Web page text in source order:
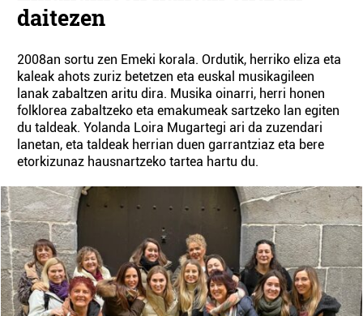
daitezen
2008an sortu zen Emeki korala. Ordutik, herriko eliza eta
kaleak ahots zuriz betetzen eta euskal musikagileen
lanak zabaltzen aritu dira. Musika oinarri, herri honen
folklorea zabaltzeko eta emakumeak sartzeko lan egiten
du taldeak. Yolanda Loira Mugartegi ari da zuzendari
lanetan, eta taldeak herrian duen garrantziaz eta bere
etorkizunaz hausnartzeko tartea hartu du.